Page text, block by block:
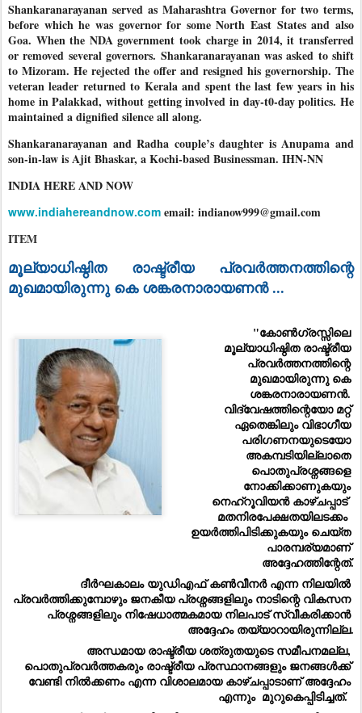
Shankaranarayanan served as Maharashtra Governor for two terms,
before which he was governor for some North East States and also
Goa. When the NDA government took charge in 2014, it transferred
or removed several governors. Shankaranarayanan was asked to shift
to Mizoram. He rejected the offer and resigned his governorship. The
veteran leader returned to Kerala and spent the last few years in his
home in Palakkad, without getting involved in day-t0-day politics. He
maintained a dignified silence all along.
Shankaranarayanan and Radha couple’s daughter is Anupama and
son-in-law is Ajit Bhaskar, a Kochi-based Businessman. IHN-NN
INDIA HERE AND NOW
www.indiahereandnow.com email: indianow999@gmail.com
ITEM
മൂല്യാധിഷ്ഠിത രാഷ്ട്രീയ പ്രവർത്തനത്തിന്റെ
മുഖമായിരുന്നു കെ ശങ്കരനാരായണൻ ...
"കോൺഗ്രസ്സിലെ
മൂല്യാധിഷ്ഠിത രാഷ്ട്രീയ
പ്രവർത്തനത്തിന്റെ
മുഖമായിരുന്നു കെ
ശങ്കരനാരായണൻ.
വിദ്വേഷത്തിന്റെയോ മറ്റ്
ഏതെങ്കിലും വിഭാഗീയ
പരിഗണനയുടെയോ
അകമ്പടിയില്ലാതെ
പൊതുപ്രശ്നങ്ങളെ
നോക്കിക്കാണുകയും
നെഹ്‌റൂവിയൻ കാഴ്ചപ്പാട്
മതനിരപേക്ഷതയിലടക്കം
ഉയർത്തിപിടിക്കുകയും ചെയ്ത
പാരമ്പര്യമാണ്
അദ്ദേഹത്തിന്റേത്.
ദീർഘകാലം യുഡിഎഫ് കൺവീനർ എന്ന നിലയിൽ
പ്രവർത്തിക്കുമ്പോഴും ജനകീയ പ്രശ്നങ്ങളിലും നാടിന്റെ വികസന
പ്രശ്നങ്ങളിലും നിഷേധാത്മകമായ നിലപാട് സ്വീകരിക്കാൻ
അദ്ദേഹം തയ്യാറായിരുന്നില്ല.
അന്ധമായ രാഷ്ട്രീയ ശത്രുതയുടെ സമീപനമല്ല,
പൊതുപ്രവർത്തകരും രാഷ്ട്രീയ പ്രസ്ഥാനങ്ങളും ജനങ്ങൾക്ക്
വേണ്ടി നിൽക്കണം എന്ന വിശാലമായ കാഴ്ചപ്പാടാണ് അദ്ദേഹം
എന്നും  മുറുകെപ്പിടിച്ചത്.